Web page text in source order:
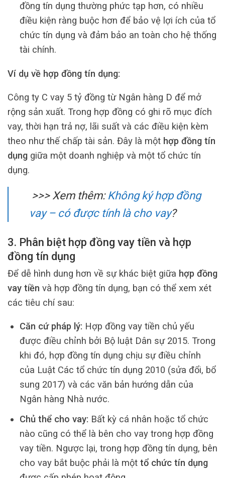
đồng tín dụng thường phức tạp hơn, có nhiều
điều kiện ràng buộc hơn để bảo vệ lợi ích của tổ
chức tín dụng và đảm bảo an toàn cho hệ thống
tài chính.
Ví dụ về hợp đồng tín dụng:
Công ty C vay 5 tỷ đồng từ Ngân hàng D để mở
rộng sản xuất. Trong hợp đồng có ghi rõ mục đích
vay, thời hạn trả nợ, lãi suất và các điều kiện kèm
theo như thế chấp tài sản. Đây là một hợp đồng tín
dụng giữa một doanh nghiệp và một tổ chức tín
dụng.
>>> Xem thêm: Không ký hợp đồng
vay – có được tính là cho vay?
3. Phân biệt hợp đồng vay tiền và hợp
đồng tín dụng
Để dễ hình dung hơn về sự khác biệt giữa hợp đồng
vay tiền và hợp đồng tín dụng, bạn có thể xem xét
các tiêu chí sau:
Căn cứ pháp lý: Hợp đồng vay tiền chủ yếu
được điều chỉnh bởi Bộ luật Dân sự 2015. Trong
khi đó, hợp đồng tín dụng chịu sự điều chỉnh
của Luật Các tổ chức tín dụng 2010 (sửa đổi, bổ
sung 2017) và các văn bản hướng dẫn của
Ngân hàng Nhà nước.
Chủ thể cho vay: Bất kỳ cá nhân hoặc tổ chức
nào cũng có thể là bên cho vay trong hợp đồng
vay tiền. Ngược lại, trong hợp đồng tín dụng, bên
cho vay bắt buộc phải là một tổ chức tín dụng